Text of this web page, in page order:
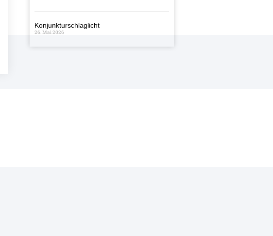
Konjunkturschlaglicht
26. Mai 2026